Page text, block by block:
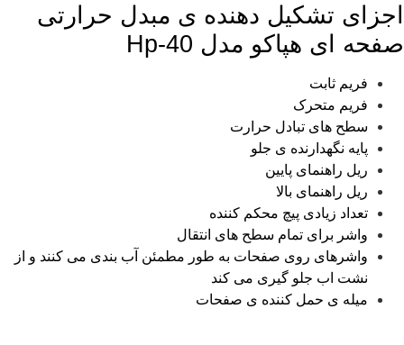
اجزای تشکیل دهنده ی مبدل حرارتی
صفحه ای هپاکو مدل Hp-40
فریم ثابت
فریم متحرک
سطح های تبادل حرارت
پایه نگهدارنده ی جلو
ریل راهنمای پایین
ریل راهنمای بالا
تعداد زیادی پیچ محکم کننده
واشر برای تمام سطح های انتقال
واشرهای روی صفحات به طور مطمئن آب بندی می کنند و از
نشت اب جلو گیری می کند
میله ی حمل کننده ی صفحات